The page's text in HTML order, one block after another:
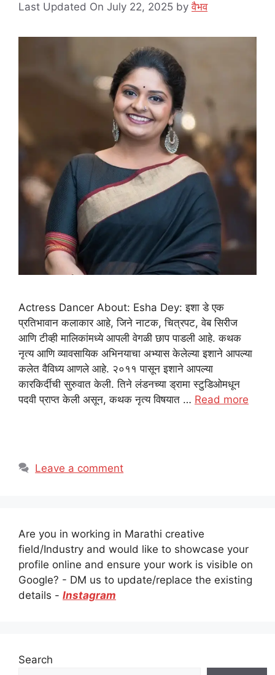
Last Updated On July 22, 2025 byवैभव
Actress Dancer About: Esha Dey: इशा डे एक
प्रतिभावान कलाकार आहे, जिने नाटक, चित्रपट, वेब सिरीज
आणि टीव्ही मालिकांमध्ये आपली वेगळी छाप पाडली आहे. कथक
नृत्य आणि व्यावसायिक अभिनयाचा अभ्यास केलेल्या इशाने आपल्या
कलेत वैविध्य आणले आहे. २०११ पासून इशाने आपल्या
कारकिर्दीची सुरुवात केली. तिने लंडनच्या ड्रामा स्टुडिओमधून
पदवी प्राप्त केली असून, कथक नृत्य विषयात … Read more
Leave a comment
Are you in working in Marathi creative
field/Industry and would like to showcase your
profile online and ensure your work is visible on
Google? - DM us to update/replace the existing
details - Instagram
Search